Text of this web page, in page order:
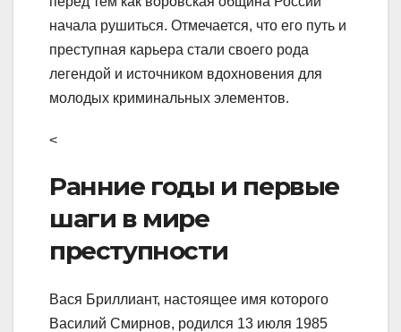
начала рушиться. Отмечается, что его путь и
преступная карьера стали своего рода
легендой и источником вдохновения для
молодых криминальных элементов.
<
Ранние годы и первые
шаги в мире
преступности
Вася Бриллиант, настоящее имя которого
Василий Смирнов, родился 13 июля 1985